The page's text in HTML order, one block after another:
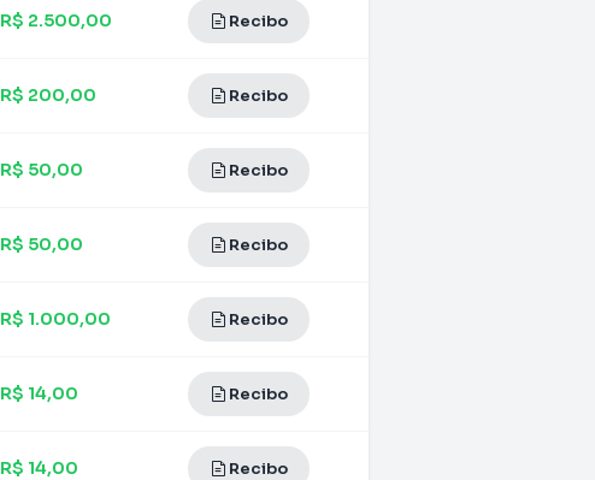
R$ 2.500,00 Recibo
R$ 200,00 Recibo
R$ 50,00 Recibo
R$ 50,00 Recibo
R$ 1.000,00 Recibo
R$ 14,00 Recibo
R$ 14,00 Recibo